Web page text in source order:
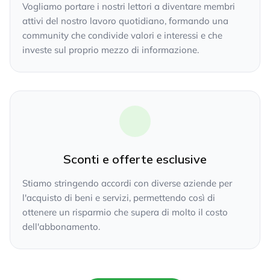
Vogliamo portare i nostri lettori a diventare membri
attivi del nostro lavoro quotidiano, formando una
community che condivide valori e interessi e che
investe sul proprio mezzo di informazione.
Sconti e offerte esclusive
Stiamo stringendo accordi con diverse aziende per
l'acquisto di beni e servizi, permettendo così di
ottenere un risparmio che supera di molto il costo
dell'abbonamento.